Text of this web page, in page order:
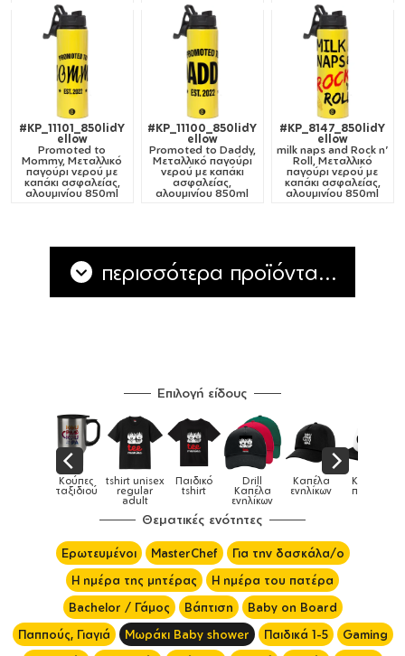
#KP_11101_850lidY
ellow
Promoted to
Mommy, Μεταλλικό
παγούρι νερού με
καπάκι ασφαλείας,
αλουμινίου 850ml
#KP_11100_850lidY
ellow
Promoted to Daddy,
Μεταλλικό παγούρι
νερού με καπάκι
ασφαλείας,
αλουμινίου 850ml
#KP_8147_850lidY
ellow
milk naps and Rock n'
Roll, Μεταλλικό
παγούρι νερού με
καπάκι ασφαλείας,
αλουμινίου 850ml
περισσότερα προϊόντα...
Επιλογή είδους
Drill
Καπέλα
ενηλίκων
Καπέλα
ενηλίκων
Καπέλα
παιδικά Κούπες Κούπες
ειδικές
Θεματικές ενότητες
Ερωτευμένοι MasterChef
Για την δασκάλα/ο
Η ημέρα της μητέρας
Η ημέρα του πατέρα
Bachelor / Γάμος
Βάπτιση
Baby on Board
Παππούς, Γιαγιά
Μωράκι Baby shower Παιδικά 1-5
Gaming